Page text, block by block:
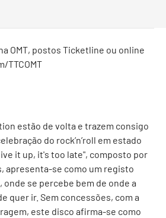
OMT, postos Ticketline ou online
TTCOMT
estão de volta e trazem consigo
do rock’n’roll em estado
it up, it's too late", composto por
apresenta-se como um registo
se percebe bem de onde a
quer ir. Sem concessões, com a
este disco afirma-se como